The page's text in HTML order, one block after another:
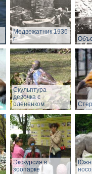
Медвежатник 1936
г
Скульптура
девочка с
олененком
Экскурсия в
зоопарке